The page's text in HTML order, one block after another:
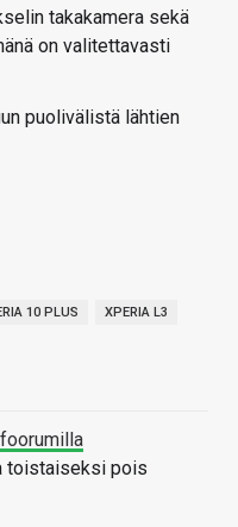
takakamera sekä
on valitettavasti
puolivälistä lähtien
10 PLUS XPERIA L3
toistaiseksi pois